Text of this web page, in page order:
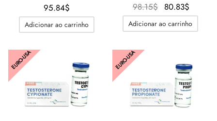
95.84$
Adicionar ao carrinho
98.15$
O
preço
original
80.83$
preço
atual é:
Adicionar ao carrinho
EURO-USA EURO-USA